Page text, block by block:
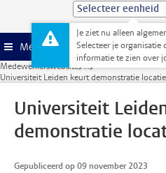
Selecteer eenheid
Je ziet nu alleen
Selecteer je organisatie
informatie te zien over
Menu
Medewerkerswebsite ...
Universiteit Leiden keurt demonstratie
Universiteit
demonstratie
Gepubliceerd op 09 november 2023